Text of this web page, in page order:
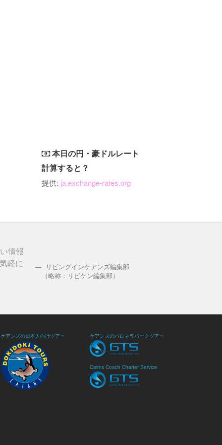
本日の円・豪ドルレート
計算すると？
提供: ja.exchange-rates.org
情報
軽に
リビングインケアンズ編集部
（略称：リビケン編集部）
ケアンズの日本人向けツアー ケアンズのパロネラパークツアー
Cairns Coach Charter Service